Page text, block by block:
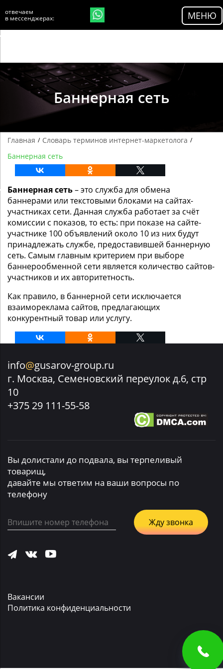
//$currenturl = get_permalink(); $currenturl =
'https://
>
отвечаем
в мессенджерах:
Баннерная сеть
Главная / Словарь терминов интернет-маркетолога /
Баннерная сеть
Баннерная сеть– это служба для обмена
баннерами или текстовыми блоками на сайтах-
участниках сети. Данная служба работает за счёт
комиссии с показов, то есть: при показе на сайте-
участнике 100 объявлений около 10 из них будут
принадлежать службе, предоставившей баннерную
сеть. Самым главным критерием при выборе
баннерообменной сети является количество сайтов-
участников и их авторитетность.
Как правило, в баннерной сети исключается
взаимореклама сайтов, предлагающих
конкурентный товар или услугу.
info@gusarov-group.ru
г. Москва, Семеновский переулок д.6, стр
10
+375 29 111-55-58
Вы долистали до подвала, вы терпеливый
товарищ,
давайте мы ответим на ваши вопросы по
телефону
Вакансии
Политика конфиденциальности
МЕНЮ